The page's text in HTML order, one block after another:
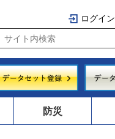
ログイン
防災